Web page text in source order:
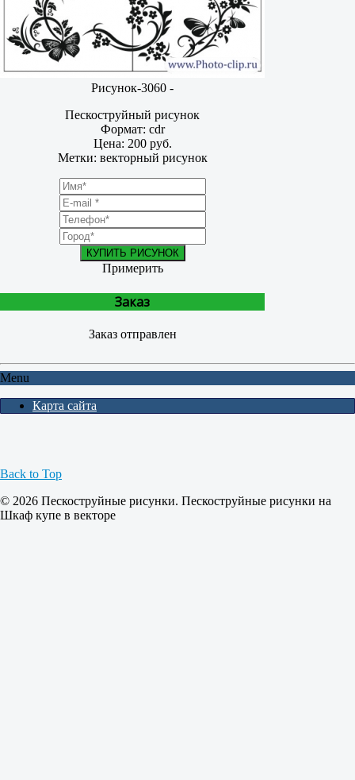
Рисунок-3060 -
Пескоструйный рисунок
Формат: cdr
Цена: 200 руб.
Метки: векторный рисунок
КУПИТЬ РИСУНОК
Примерить
Заказ
Заказ отправлен
Menu
Карта сайта
Back to Top
© 2026 Пескоструйные рисунки. Пескоструйные рисунки на
Шкаф купе в векторе